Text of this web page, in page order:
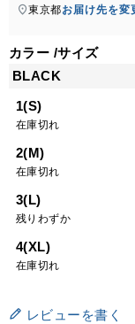
東京都お届け先を変
カラー サイズ
BLACK
1(S)
在庫切れ
2(M)
在庫切れ
3(L)
残りわずか
4(XL)
在庫切れ
レビューを書く